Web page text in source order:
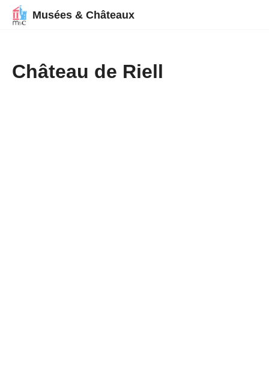
Musées & Châteaux
Château de Riell